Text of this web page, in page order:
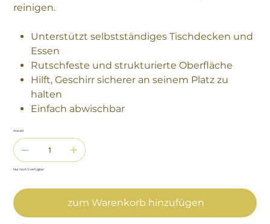
reinigen.
Unterstützt selbstständiges Tischdecken und
Essen
Rutschfeste und strukturierte Oberfläche
Hilft, Geschirr sicherer an seinem Platz zu
halten
Einfach abwischbar
Anzahl
Nur noch 3 verfügbar
zum Warenkorb hinzufügen